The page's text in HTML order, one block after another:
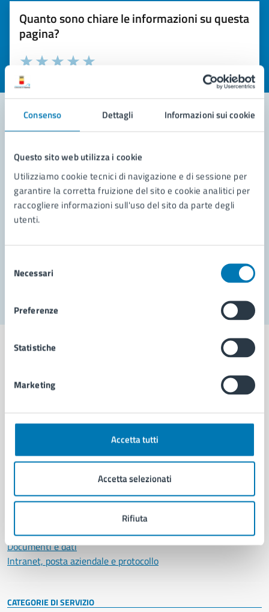
Consenso Dettagli Informazioni sui cookie
Questo sito web utilizza i cookie
Utilizziamo cookie tecnici di navigazione e di sessione per
garantire la corretta fruizione del sito e cookie analitici per
raccogliere informazioni sull'uso del sito da parte degli
utenti.
delNecessari
Preferenze
Statistiche
Marketing
Accetta tutti
Accetta selezionati
Rifiuta
Quanto sono chiare le informazioni su questa
pagina?
Valuta la chiarezza delle informazioni (da 1 a 5 stelle)
Seleziona il numero di stelle per valutare la chiarezza delle
Valuta 1 stelle su 5
Richiedi assistenza
Segnala disservizio
Comune di Napoli
AMMINISTRAZIONE
Organi di governo
Enti e fondazioni
Personale amministrativo
Documenti e dati
Intranet, posta aziendale e protocollo
CATEGORIE DI SERVIZIO